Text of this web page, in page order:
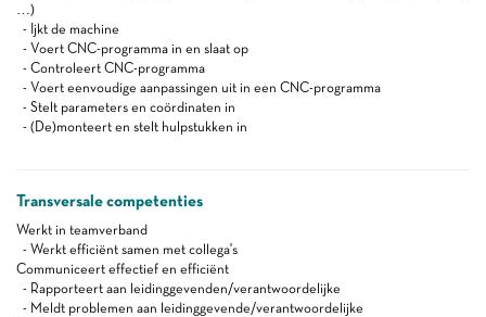
…)
- Ijkt de machine
- Voert CNC-programma in en slaat op
- Controleert CNC-programma
- Voert eenvoudige aanpassingen uit in een CNC-programma
- Stelt parameters en coördinaten in
- (De)monteert en stelt hulpstukken in
Transversale competenties
Werkt in teamverband
- Werkt efficiënt samen met collega's
Communiceert effectief en efficiënt
- Rapporteert aan leidinggevenden/verantwoordelijke
- Meldt problemen aan leidinggevende/verantwoordelijke